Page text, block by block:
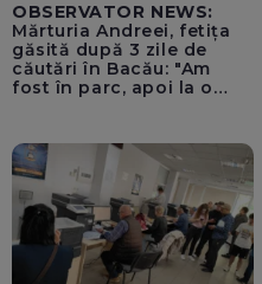
OBSERVATOR NEWS:
Mărturia Andreei, fetița
găsită după 3 zile de
căutări în Bacău: "Am
fost în parc, apoi la o